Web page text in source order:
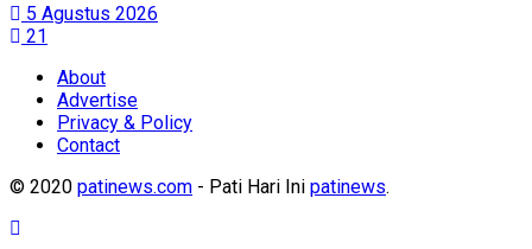
5 Agustus 2026
21
About
Advertise
Privacy & Policy
Contact
© 2020 patinews.com - Pati Hari Ini patinews.